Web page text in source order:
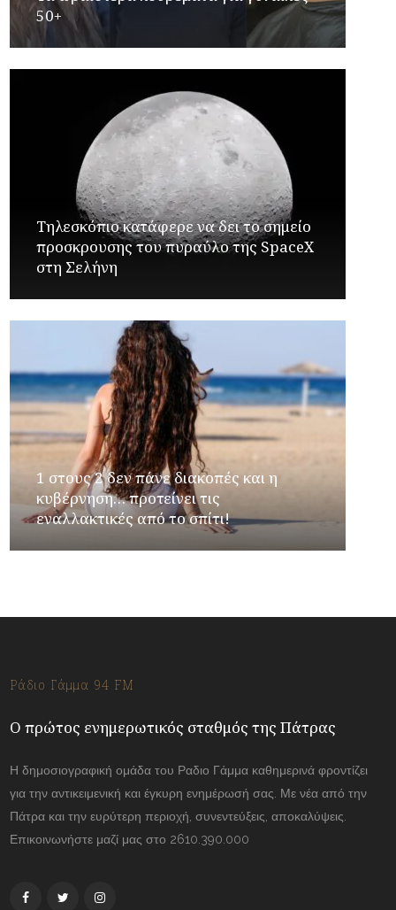
50+
Τηλεσκόπιο κατάφερε να δει το σημείο
προσκρουσης του πυραύλο της SpaceX
στη Σελήνη
1 στους 2 δεν πάνε διακοπές και η
κυβέρνηση… προτείνει τις
εναλλακτικές από το σπίτι!
Ράδιο Γάμμα 94 FM
Ο πρώτος ενημερωτικός σταθμός της Πάτρας
Η δημοσιογραφική ομάδα του Ραδιο Γάμμα καθημερινά φροντίζει
για την αντικειμενική και έγκυρη ενημέρωσή σας. Με νέα από την
Πάτρα και την ευρύτερη περιοχή, συνεντεύξεις, αποκαλύψεις.
Επικοινωνήστε μαζί μας στο 2610.390.000